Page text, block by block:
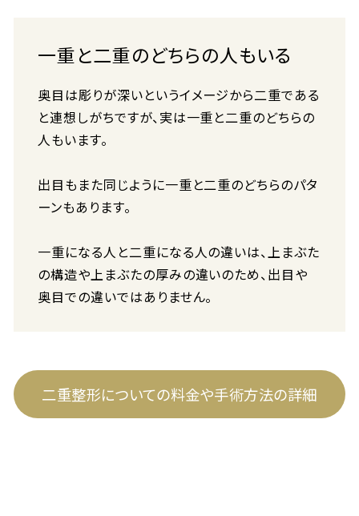
一重と二重のどちらの人もいる
奥目は彫りが深いというイメージから二重である
と連想しがちですが、実は一重と二重のどちらの
人もいます。
出目もまた同じように一重と二重のどちらのパタ
ーンもあります。
一重になる人と二重になる人の違いは、上まぶた
の構造や上まぶたの厚みの違いのため、出目や
奥目での違いではありません。
二重整形についての料金や手術方法の詳細